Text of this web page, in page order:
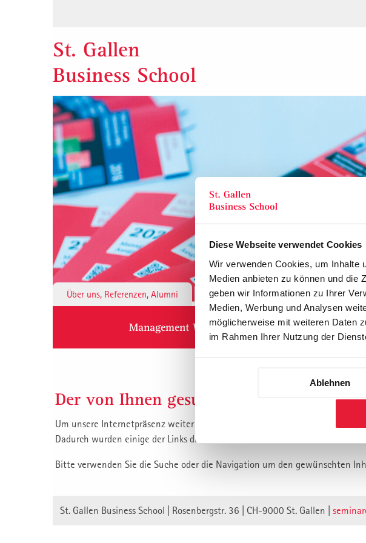
Diese Webseite verwendet Cookies
Wir verwenden Cookies, um Inhalte
Medien anbieten zu können und die
geben wir Informationen zu Ihrer
Medien, Werbung und Analysen
möglicherweise mit weiteren Daten
im Rahmen Ihrer Nutzung der
Ablehnen
St. Gallen
Business School
Über uns, Referenzen, Alumni Institute & Forschung
Management Weiterbildung
Der von Ihnen gesuchte Inhalt ist
Um unsere Internetpräsenz weiter zu verbessern, haben wir unsere
Dadurch wurden einige der Links die auf unsere Inhalte verweisen unwirksam.
Bitte verwenden Sie die Suche oder die Navigation um den gewünschten
St. Gallen Business School | Rosenbergstr. 36 | CH-9000 St. Gallen |